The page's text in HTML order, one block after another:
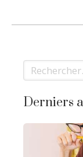
Rechercher
Derniers